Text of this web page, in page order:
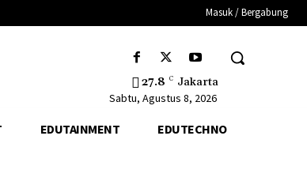
Masuk / Bergabung
27.8 C Jakarta
Sabtu, Agustus 8, 2026
EDUTAINMENT EDUTECHNO